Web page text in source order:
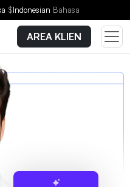
$Indonesian Bahasa
AREA KLIEN